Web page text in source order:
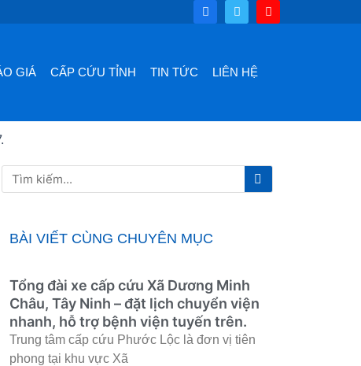
F
a
c
T
w
i
e
r
Y
o
u
GIÁ CẤP CỨU TỈNH TIN TỨC LIÊN HỆ
Tìm
kiếm
Tìm
BÀI VIẾT CÙNG CHUYÊN MỤC
Tổng đài xe cấp cứu Xã Dương Minh
Châu, Tây Ninh – đặt lịch chuyển viện
nhanh, hỗ trợ bệnh viện tuyến trên.
Trung tâm cấp cứu Phước Lộc là đơn vị tiên
phong tại khu vực Xã